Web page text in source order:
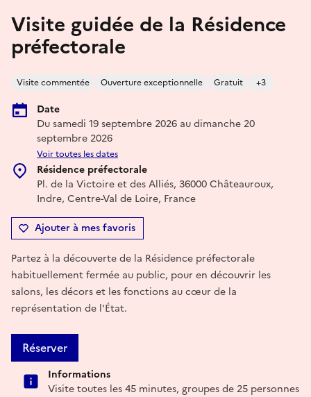
Visite guidée de la Résidence
préfectorale
Visite commentée Ouverture exceptionnelle Gratuit +3
Date
Du samedi 19 septembre 2026 au dimanche 20
septembre 2026
Voir toutes les dates
Résidence préfectorale
Pl. de la Victoire et des Alliés, 36000 Châteauroux,
Indre, Centre-Val de Loire, France
Ajouter à mes favoris
Partez à la découverte de la Résidence préfectorale
habituellement fermée au public, pour en découvrir les
salons, les décors et les fonctions au cœur de la
représentation de l'État.
Réserver
Informations
Visite toutes les 45 minutes, groupes de 25 personnes